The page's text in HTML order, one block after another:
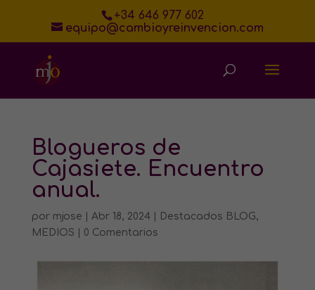
+34 646 977 602
equipo@cambioyreinvencion.com
Blogueros de
Cajasiete. Encuentro
anual.
por mjose Abr 18, 2024| Destacados BLOG,
MEDIOS
0 Comentarios